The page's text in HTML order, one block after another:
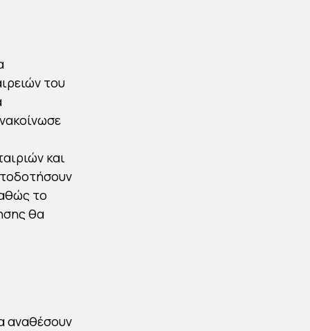
του
και
το
θα
αναθέσουν